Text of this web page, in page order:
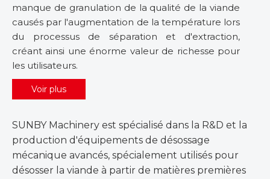
manque de granulation de la qualité de la viande
causés par l'augmentation de la température lors
du processus de séparation et d'extraction,
créant ainsi une énorme valeur de richesse pour
les utilisateurs.
Voir plus
SUNBY Machinery est spécialisé dans la R&D et la
production d'équipements de désossage
mécanique avancés, spécialement utilisés pour
désosser la viande à partir de matières premières